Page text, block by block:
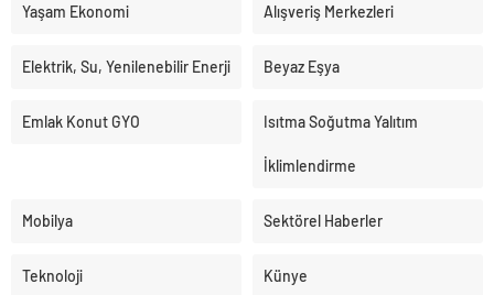
Yaşam Ekonomi Alışveriş Merkezleri
Elektrik, Su, Yenilenebilir Enerji Beyaz Eşya
Emlak Konut GYO Isıtma Soğutma Yalıtım
İklimlendirme
Mobilya Sektörel Haberler
Teknoloji Künye